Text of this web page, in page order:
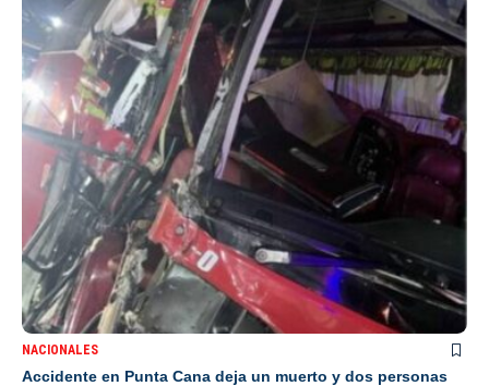
NACIONALES
Accidente en Punta Cana deja un muerto y dos personas